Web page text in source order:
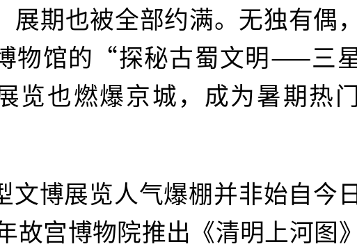
展期也被全部约满。无独有偶
物馆的“探秘古蜀文明——三
览也燃爆京城，成为暑期热
文博展览人气爆棚并非始自今
故宫博物院推出《清明上河图